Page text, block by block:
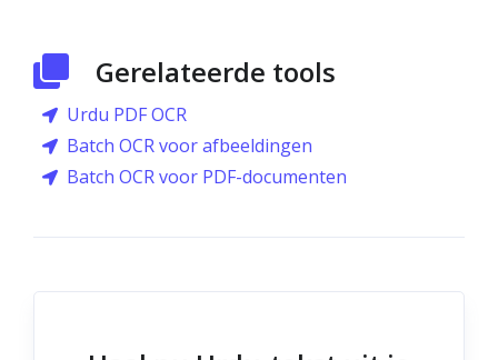
Gerelateerde tools
Urdu PDF OCR
Batch OCR voor afbeeldingen
Batch OCR voor PDF-documenten